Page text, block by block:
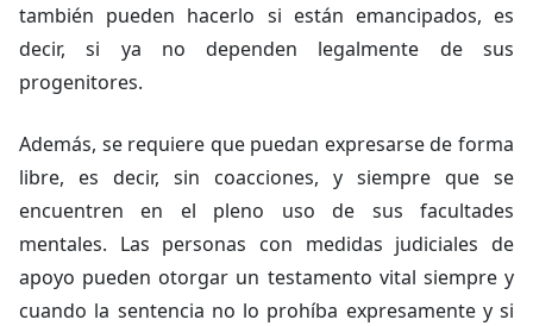
también pueden hacerlo si están emancipados, es
decir, si ya no dependen legalmente de sus
progenitores.
Además, se requiere que puedan expresarse de forma
libre, es decir, sin coacciones, y siempre que se
encuentren en el pleno uso de sus facultades
mentales. Las personas con medidas judiciales de
apoyo pueden otorgar un testamento vital siempre y
cuando la sentencia no lo prohíba expresamente y si